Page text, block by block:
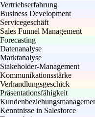
Vertriebserfahrung
Business Development
Servicegeschäft
Sales Funnel Management
Forecasting
Datenanalyse
Marktanalyse
Stakeholder-Management
Kommunikationsstärke
Verhandlungsgeschick
Präsentationsfähigkeit
Kenntnisse in Salesforce